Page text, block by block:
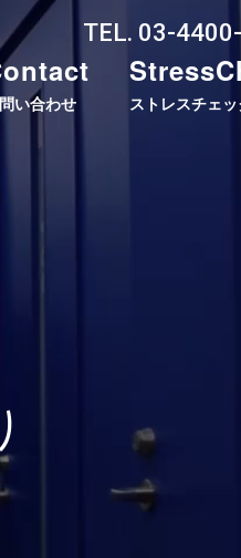
い合わせ ストレスチェッ
TEL. 03-